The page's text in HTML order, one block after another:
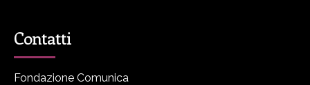
Contatti
Fondazione Comunica